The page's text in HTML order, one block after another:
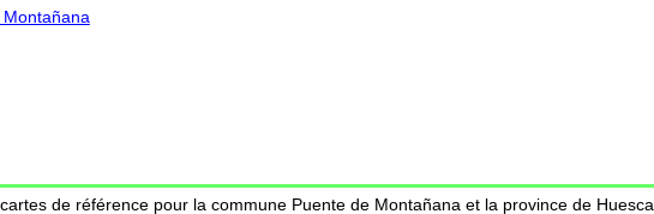
de référence pour la commune Puente de Montañana et la province de Huesca